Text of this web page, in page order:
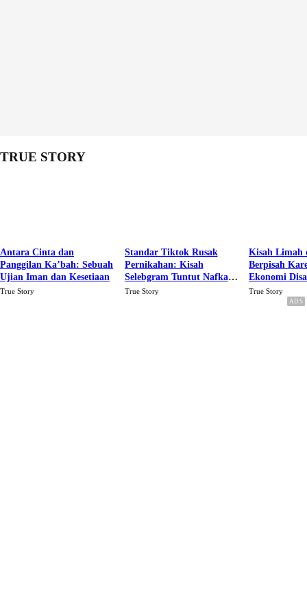
TRUE STORY
Antara Cinta dan
Panggilan Ka’bah: Sebuah
Ujian Iman dan Kesetiaan
True Story
Standar Tiktok Rusak
Pernikahan: Kisah
Selebgram Tuntut Nafkah
Rp.15 Juta Perbulan
True Story
Kisah Limah
Berpisah
Ekonomi
Karena Cinta
True Story